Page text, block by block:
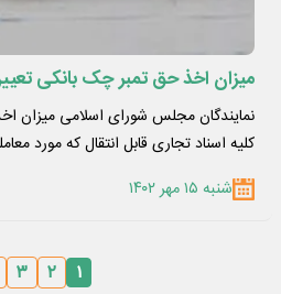
میزان اخذ حق تمبر چک بانکی
نمایندگان مجلس شورای اسلامی میزان
کلیه اسناد تجاری قابل انتقال که مورد
شنبه ۱۵ مهر ۱۴۰۲
۱ ۲ ۳